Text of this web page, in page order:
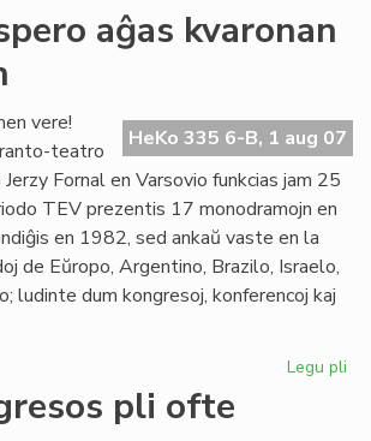
aĝas kvaronan
HeKo 335 6-B, 1 aug 07
vere!
teatro
Jerzy Fornal en Varsovio funkcias jam 25
TEV prezentis 17 monodramojn en
en 1982, sed ankaŭ vaste en la
de Eŭropo, Argentino, Brazilo, Israelo,
ludinte dum kongresoj, konferencoj kaj
Legu pli
pli ofte